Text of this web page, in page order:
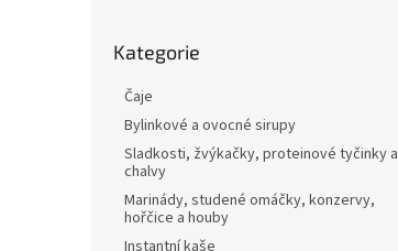
kategorie
Kategorie
Čaje
Bylinkové a ovocné sirupy
Sladkosti, žvýkačky, proteinové tyčinky a
chalvy
Marinády, studené omáčky, konzervy,
hořčice a houby
Instantní kaše